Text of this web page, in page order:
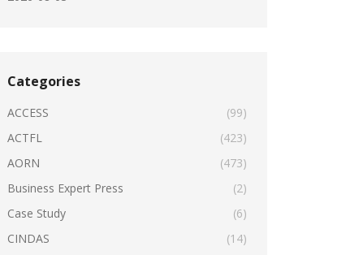
Categories
ACCESS
(99)
ACTFL
(423)
AORN
(473)
Business Expert Press
(2)
Case Study
(6)
CINDAS
(14)